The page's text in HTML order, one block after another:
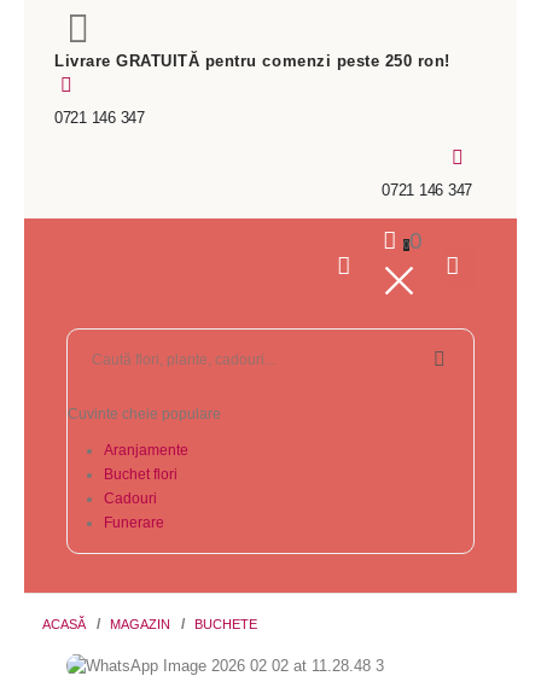
Livrare GRATUITĂ pentru comenzi peste 250 ron!
0721 146 347
0721 146 347
00
Cuvinte cheie populare
Aranjamente
Buchet flori
Cadouri
Funerare
ACASĂ MAGAZIN BUCHETE